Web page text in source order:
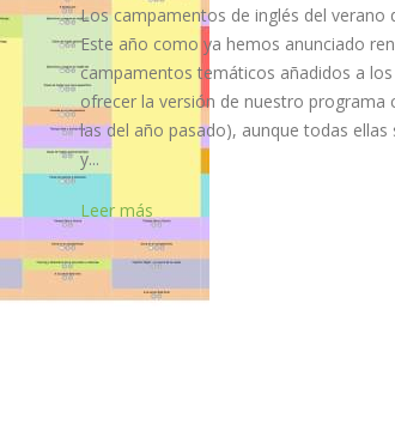
Los campamentos de inglés del verano
Este año como ya hemos anunciado
campamentos temáticos añadidos a
ofrecer la versión de nuestro programa
las del año pasado), aunque todas
y...
Leer más